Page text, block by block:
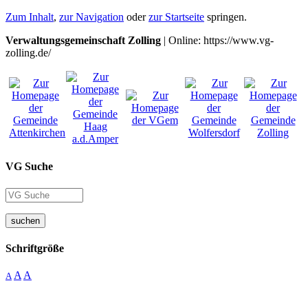
Zum Inhalt, zur Navigation oderzur Startseite springen.
Verwaltungsgemeinschaft Zolling | Online: https://www.vg-
zolling.de/
VG Suche
suchen
Schriftgröße
A A A